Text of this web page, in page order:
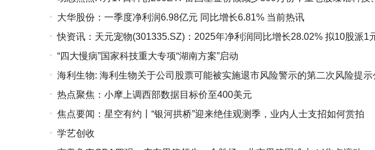
德科立
大华股份：一季度净利润6.98亿元 同比增长6.81% 当前热讯
快资讯：天元宠物(301335.SZ)：2025年净利润同比增长28.02% 拟10股派1
“四大慢病”国家科技重大专项“湖南方案”启动
海利生物: 海利生物关于公司股票可能被实施退市风险警示的第二次风险提示
热点聚焦：小摩上调西部数据目标价至400美元
焦点要闻：星空有约丨“银河拱桥”迎来绝佳观测季，业内人士支招如何赏拍
学艺创收